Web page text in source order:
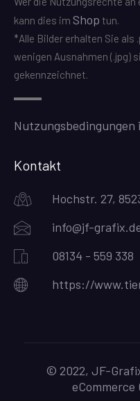
kann dies im Shop tun.
*Alle Bilder erhalten Sie als
wenigen Ausnahmen (.jpg)
gekennzeichnet.
Nutzungsbedingungen
Kontakt
Hochstr. 27,
info@jf-
08134 - 559 338
https://
© 2022, JF-
eCommerce